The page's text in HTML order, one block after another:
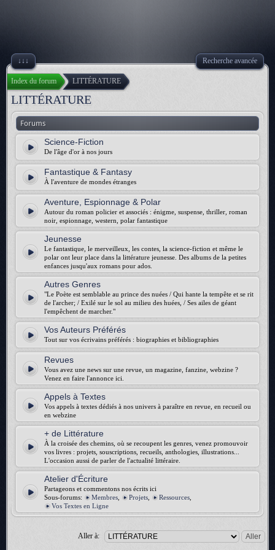
↓↓↓ Recherche avancée
Index du forum LITTÉRATURE
LITTÉRATURE
Forums
Science-Fiction
De l'âge d'or à nos jours
Fantastique & Fantasy
À l'aventure de mondes étranges
Aventure, Espionnage & Polar
Autour du roman policier et associés : énigme, suspense, thriller, roman
noir, espionnage, western, polar fantastique
Jeunesse
Le fantastique, le merveilleux, les contes, la science-fiction et même le
polar ont leur place dans la littérature jeunesse. Des albums de la petites
enfances jusqu'aux romans pour ados.
Autres Genres
"Le Poète est semblable au prince des nuées / Qui hante la tempête et se rit
de l'archer; / Exilé sur le sol au milieu des huées, / Ses ailes de géant
l'empêchent de marcher."
Vos Auteurs Préférés
Tout sur vos écrivains préférés : biographies et bibliographies
Revues
Vous avez une news sur une revue, un magazine, fanzine, webzine ?
Venez en faire l'annonce ici.
Appels à Textes
Vos appels à textes dédiés à nos univers à paraître en revue, en recueil ou
en webzine
+ de Littérature
À la croisée des chemins, où se recoupent les genres, venez promouvoir
vos livres : projets, souscriptions, recueils, anthologies, illustrations...
L'occasion aussi de parler de l'actualité littéraire.
Atelier d'Écriture
Partageons et commentons nos écrits ici
Sous-forums:
Membres Projets Ressources
Vos Textes en Ligne
Aller à: